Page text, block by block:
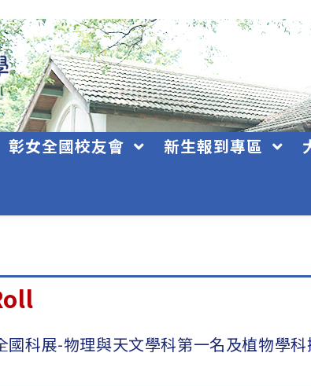
彰女全國校友會 新生報到專區
國科展-物理與天文學科第一名及植物學